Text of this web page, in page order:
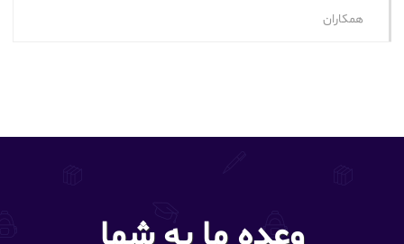
همکاران